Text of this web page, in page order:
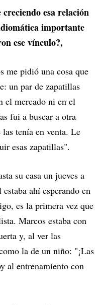
esa relación
importante
ese vínculo?,
me pidió una cosa que
un par de zapatillas
el mercado ni en el
fui a buscar a otra
tenía en venta. Le
esas zapatillas".
su casa un jueves a
ahí esperando en
es la primera vez que
Marcos estaba con
y, al ver las
la de un niño: "¡Las
al entrenamiento con